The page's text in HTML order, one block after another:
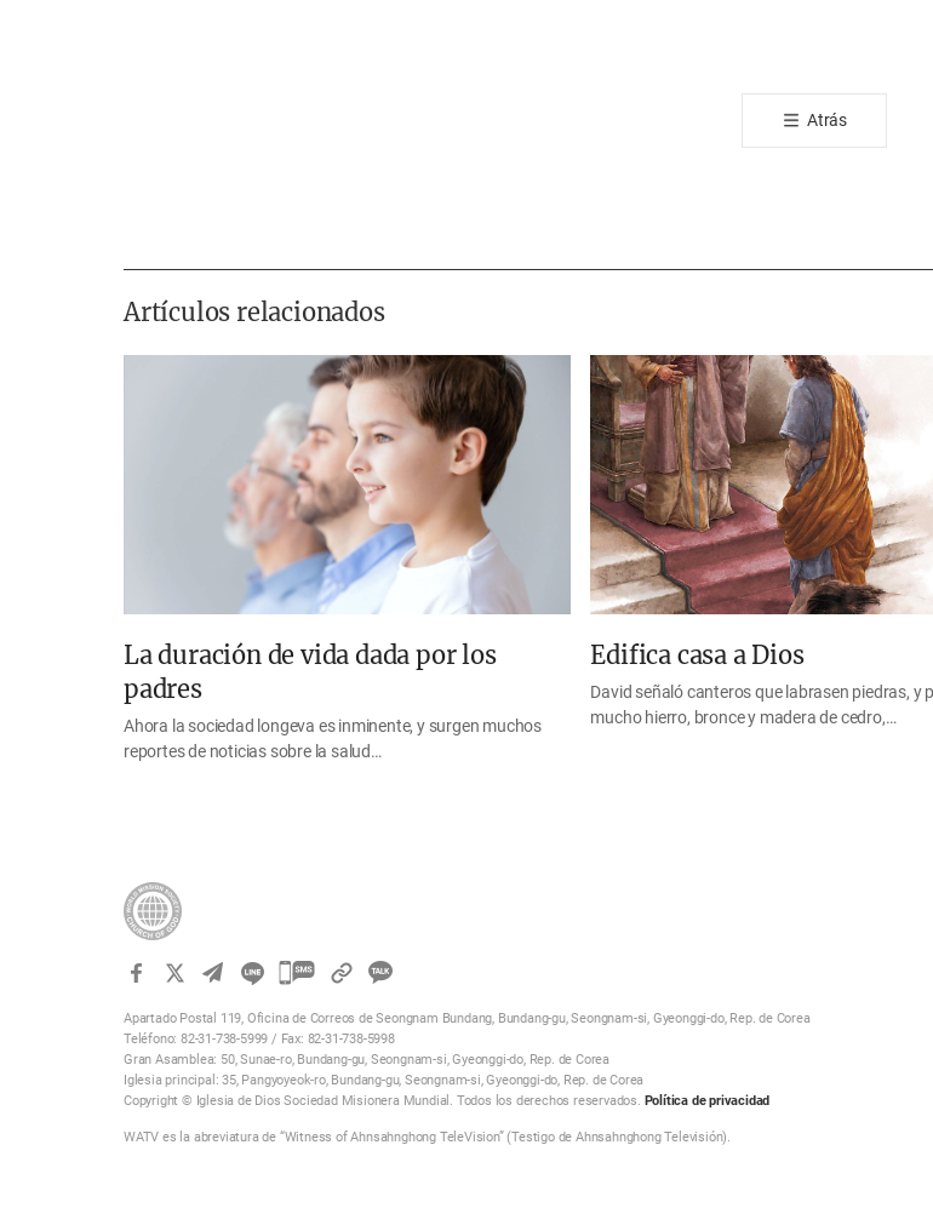
Atrás
Artículos relacionados
La duración de vida dada por los
padres
Ahora la sociedad longeva es inminente, y surgen muchos
reportes de noticias sobre la salud…
Edifica casa a Dios
David señaló canteros que labrasen piedras, y
mucho hierro, bronce y madera de cedro,…
카
오
톡
공
하
Apartado Postal 119, Oficina de Correos de Seongnam Bundang, Bundang-gu, Seongnam-si, Gyeonggi-do, Rep. de Corea
Teléfono: 82-31-738-5999 / Fax: 82-31-738-5998
Gran Asamblea: 50, Sunae-ro, Bundang-gu, Seongnam-si, Gyeonggi-do, Rep. de Corea
Iglesia principal: 35, Pangyoyeok-ro, Bundang-gu, Seongnam-si, Gyeonggi-do, Rep. de Corea
Copyright © Iglesia de Dios Sociedad Misionera Mundial. Todos los derechos reservados. Política de privacidad
WATV es la abreviatura de “Witness of Ahnsahnghong TeleVision” (Testigo de Ahnsahnghong Televisión).